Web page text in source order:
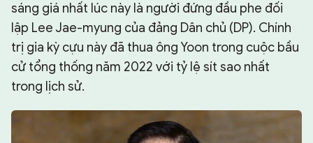
sáng giá nhất lúc này là người đứng đầu phe đối
lập Lee Jae-myung của đảng Dân chủ (DP). Chính
trị gia kỳ cựu này đã thua ông Yoon trong cuộc bầu
cử tổng thống năm 2022 với tỷ lệ sít sao nhất
trong lịch sử.